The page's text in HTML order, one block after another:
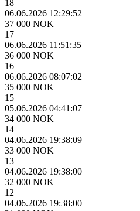
18
06.06.2026 12:29:52
37 000 NOK
17
06.06.2026 11:51:35
36 000 NOK
16
06.06.2026 08:07:02
35 000 NOK
15
05.06.2026 04:41:07
34 000 NOK
14
04.06.2026 19:38:09
33 000 NOK
13
04.06.2026 19:38:00
32 000 NOK
12
04.06.2026 19:38:00